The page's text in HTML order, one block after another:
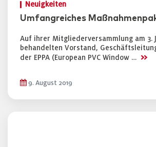
Neuigkeiten
Umfangreiches
Auf ihrer Mitgliederversammlung am 3.
behandelten Vorstand,
der EPPA (European PVC Window … >>
9. August 2019